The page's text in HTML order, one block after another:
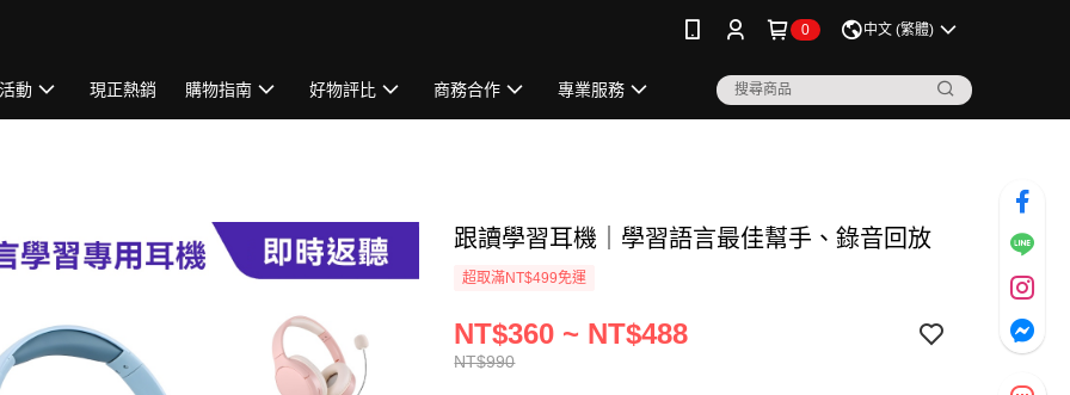
0 中文 (繁體)
動 現正熱銷 購物指南 好物評比 商務合作 專業服務
跟讀學習耳機｜學習語言最佳幫手、錄音回放
超取滿NT$499免運
NT$990
NT$360 ~ NT$488